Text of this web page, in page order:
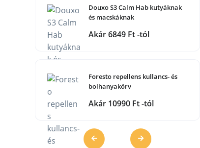
Douxo S3 Calm Hab kutyáknak
és macskáknak
Akár 6849 Ft -tól
Foresto repellens kullancs- és
bolhanyakörv
Akár 10990 Ft -tól